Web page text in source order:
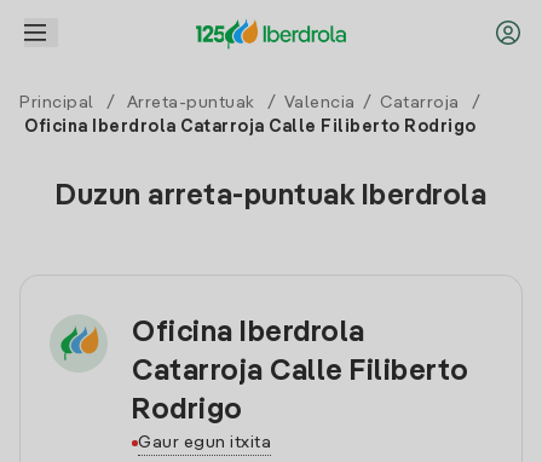
Principal / Arreta-puntuak / Valencia / Catarroja
/
Oficina Iberdrola Catarroja Calle Filiberto Rodrigo
Duzun arreta-puntuak Iberdrola
Oficina Iberdrola
Catarroja Calle Filiberto
Rodrigo
Gaur egun itxita